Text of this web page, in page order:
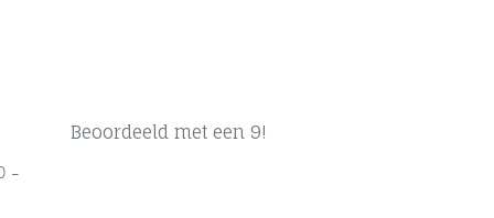
-
Beoordeeld met een 9!